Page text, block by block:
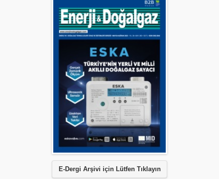
E-Dergi Arşivi için Lütfen Tıklayın